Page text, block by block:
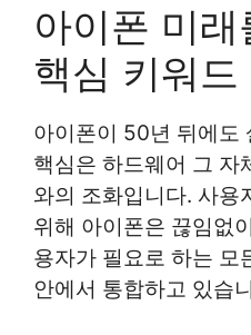
아이폰 미
핵심 키워드
아이폰이 50년 뒤에도
핵심은 하드웨어 그 자
와의 조화입니다. 사용
위해 아이폰은 끊임없
용자가 필요로 하는 모
안에서 통합하고 있습